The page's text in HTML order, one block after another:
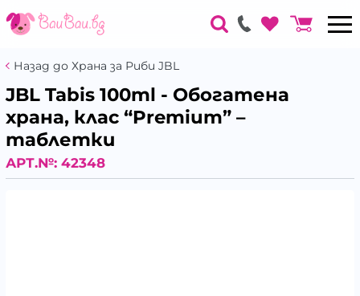
Назад до Храна за Риби JBL
JBL Tabis 100ml - Oбогатена
храна, клас “Premium” –
таблетки
АРТ.№: 42348